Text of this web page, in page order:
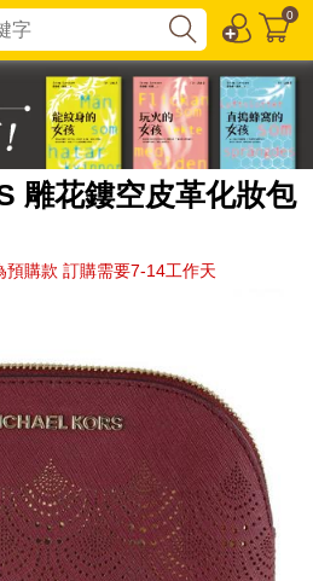
0
雕花鏤空皮革化妝包
購款 訂購需要7-14工作天